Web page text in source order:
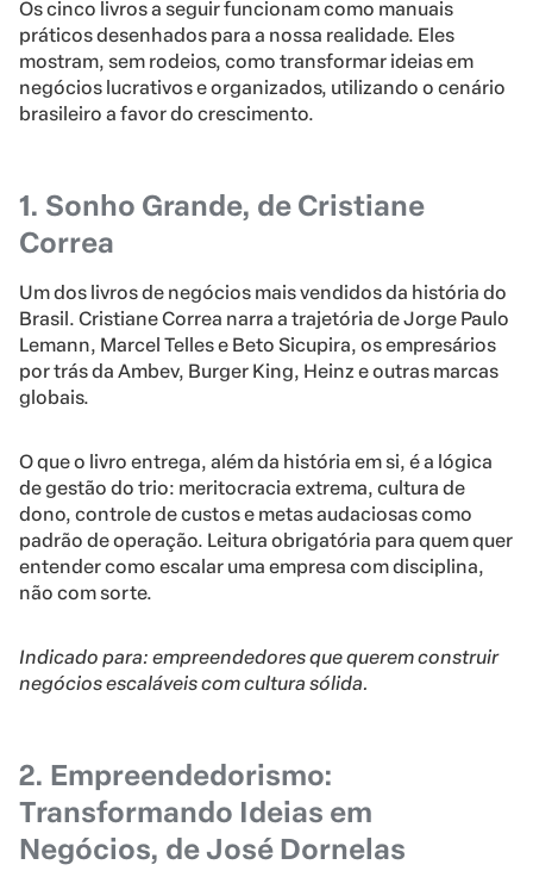
Os cinco livros a seguir funcionam como manuais
práticos desenhados para a nossa realidade. Eles
mostram, sem rodeios, como transformar ideias em
negócios lucrativos e organizados, utilizando o cenário
brasileiro a favor do crescimento.
1. Sonho Grande, de Cristiane
Correa
Um dos livros de negócios mais vendidos da história do
Brasil. Cristiane Correa narra a trajetória de Jorge Paulo
Lemann, Marcel Telles e Beto Sicupira, os empresários
por trás da Ambev, Burger King, Heinz e outras marcas
globais.
O que o livro entrega, além da história em si, é a lógica
de gestão do trio: meritocracia extrema, cultura de
dono, controle de custos e metas audaciosas como
padrão de operação. Leitura obrigatória para quem quer
entender como escalar uma empresa com disciplina,
não com sorte.
Indicado para: empreendedores que querem construir
negócios escaláveis com cultura sólida.
2. Empreendedorismo:
Transformando Ideias em
Negócios, de José Dornelas